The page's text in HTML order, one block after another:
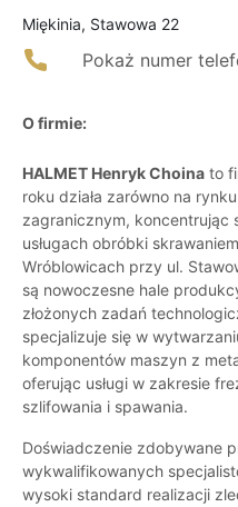
Miękinia, Stawowa 22
Pokaż numer
O firmie:
HALMET Henryk Choina to
roku działa zarówno na
zagranicznym, koncentrując
usługach obróbki
Wróblowicach przy ul.
są nowoczesne hale
złożonych zadań
specjalizuje się w
komponentów maszyn z
oferując usługi w zakresie
szlifowania i spawania.
Doświadczenie zdobywane
wykwalifikowanych
wysoki standard realizacji